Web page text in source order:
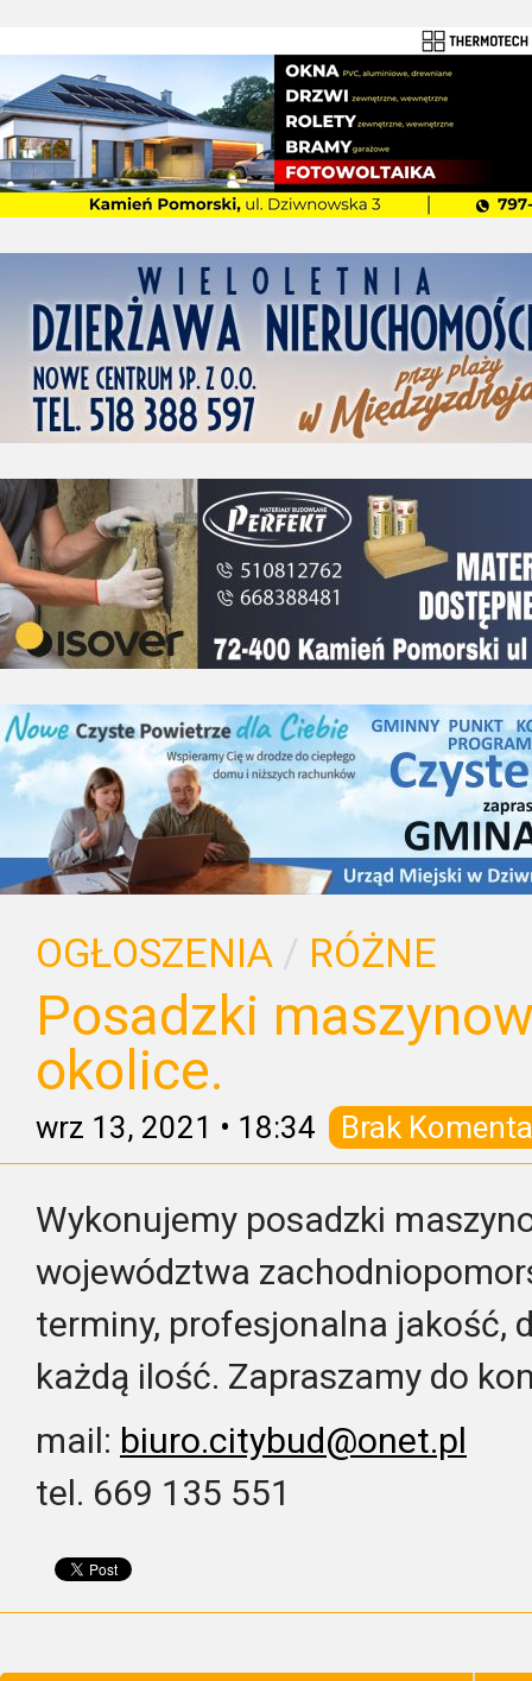
OGŁOSZENIA / RÓŻNE
Posadzki
okolice.
wrz 13, 2021 • 18:34 Brak
Wykonujemy posadzki
województwa
terminy, profesjonalna jakość,
każdą ilość. Zapraszamy do
mail: biuro.citybud@onet.pl
tel. 669 135 551